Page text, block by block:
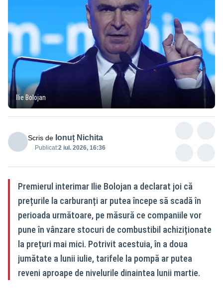
Ilie Bolojan
Scris de Ionuț Nichita
Publicat:2 iul. 2026, 16:36
Premierul interimar Ilie Bolojan a declarat joi că
prețurile la carburanți ar putea începe să scadă în
perioada următoare, pe măsură ce companiile vor
pune în vânzare stocuri de combustibil achiziționate
la prețuri mai mici. Potrivit acestuia, în a doua
jumătate a lunii iulie, tarifele la pompă ar putea
reveni aproape de nivelurile dinaintea lunii martie.